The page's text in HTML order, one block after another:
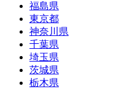
福島県
東京都
神奈川県
千葉県
埼玉県
茨城県
栃木県